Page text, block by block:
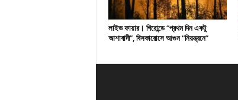
লাইভ ফায়ার। গিরোন্ডে “প্রথম দিন একটু
আশাবাদী”, বিসকারোসে আগুন “নিয়ন্ত্রনে”